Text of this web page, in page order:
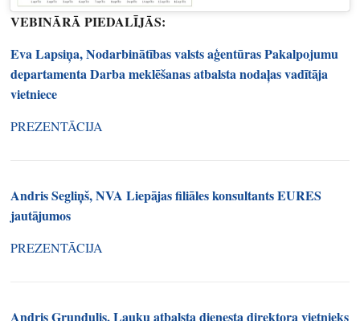
VEBINĀRĀ PIEDALĪJĀS:
Eva Lapsiņa,Nodarbinātības valsts aģentūras Pakalpojumu
departamenta Darba meklēšanas atbalsta nodaļas vadītāja
vietniece
PREZENTĀCIJA
Andris Segliņš,NVA Liepājas filiāles konsultants EURES
jautājumos
PREZENTĀCIJA
Andris Grundulis,Lauku atbalsta dienesta direktora vietnieks